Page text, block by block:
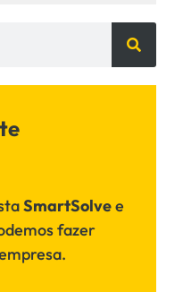
SmartSolvee
fazer